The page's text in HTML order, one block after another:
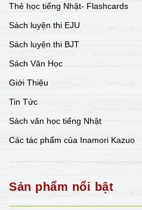
Thẻ học tiếng Nhật- Flashcards
Sách luyện thi EJU
Sách luyện thi BJT
Sách Văn Học
Giới Thiệu
Tin Tức
Sách văn học tiếng Nhật
Các tác phẩm của Inamori Kazuo
Sản phẩm nổi bật